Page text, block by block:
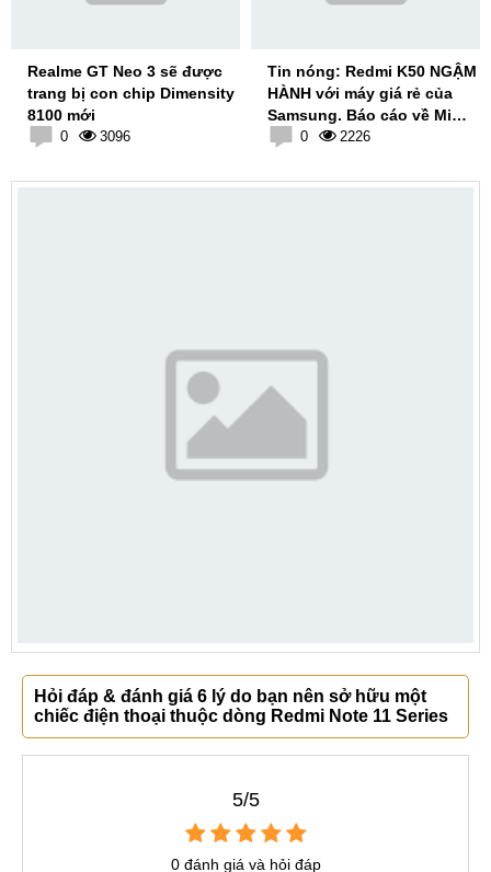
Realme GT Neo 3 sẽ được
trang bị con chip Dimensity
8100 mới
0 3096
Tin nóng: Redmi K50 NGẬM
HÀNH với máy giá rẻ của
Samsung. Báo cáo về Mi
Band 7
0 2226
Hỏi đáp & đánh giá 6 lý do bạn nên sở hữu một
chiếc điện thoại thuộc dòng Redmi Note 11 Series
5/5
0 đánh giá và hỏi đáp